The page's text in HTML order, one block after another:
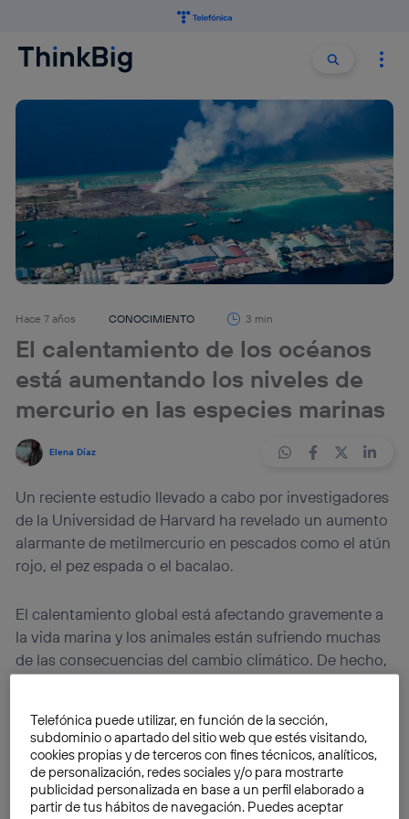
Buscar
Hace 7 años CONOCIMIENTO 3 min
El calentamiento de los océanos
está aumentando los niveles de
mercurio en las especies marinas
Elena Díaz
Un reciente estudio llevado a cabo por investigadores
de la Universidad de Harvard ha revelado un aumento
alarmante de metilmercurio en pescados como el atún
rojo, el pez espada o el bacalao.
El calentamiento global está afectando gravemente a
la vida marina y los animales están sufriendo muchas
de las consecuencias del cambio climático. De hecho,
meses,lapesca sosteniblese ha recortado un 4 por
ciento mundialmente como consecuencia del
calentamiento en mares y océanos.
Telefónica puede utilizar, en función de la sección,
subdominio o apartado del sitio web que estés visitando,
cookies propias y de terceros con fines técnicos, analíticos,
de personalización, redes sociales y/o para mostrarte
publicidad personalizada en base a un perfil elaborado a
partir de tus hábitos de navegación. Puedes aceptar